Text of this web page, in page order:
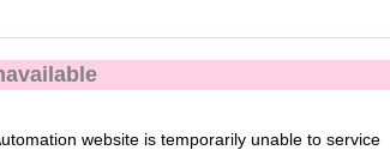
website is temporarily unable to service